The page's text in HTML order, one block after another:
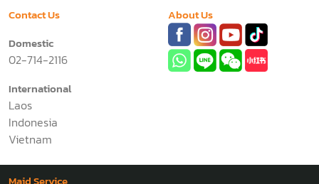
Contact Us
Domestic
02-714-2116
International
Laos
Indonesia
Vietnam
About Us